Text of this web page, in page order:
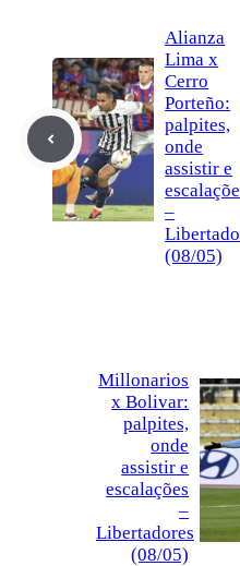
Alianza
Lima x
Cerro
Porteño:
palpites,
onde
assistir e
–
(08/05)
Millonarios
x Bolivar:
palpites,
onde
assistir e
escalações
–
Libertadores
(08/05)